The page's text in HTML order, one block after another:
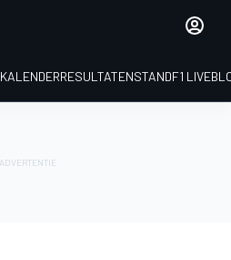
KALENDERRESULTATENSTANDF1